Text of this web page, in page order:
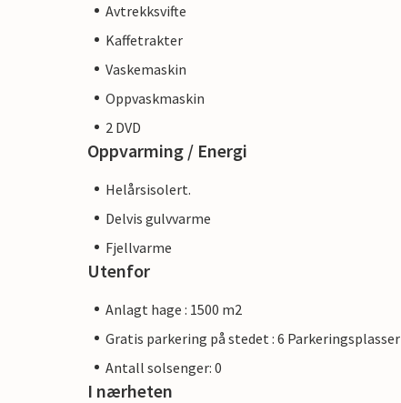
Avtrekksvifte
Kaffetrakter
Vaskemaskin
Oppvaskmaskin
2 DVD
Oppvarming / Energi
Helårsisolert.
Delvis gulvvarme
Fjellvarme
Utenfor
Anlagt hage : 1500 m2
Gratis parkering på stedet : 6 Parkeringsplasser
Antall solsenger: 0
I nærheten